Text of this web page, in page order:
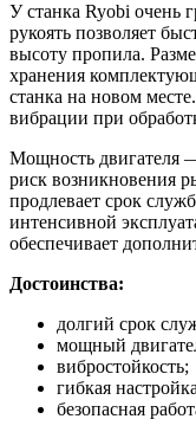
У станка Ryobi очень
рукоять позволяет
высоту пропила.
хранения
станка на новом
вибрации при
Мощность двигателя
риск возникновения
продлевает срок
интенсивной
обеспечивает
Достоинства:
долгий срок
мощный
вибростойкость;
гибкая
безопасная